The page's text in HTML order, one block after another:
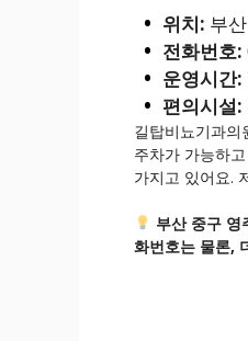
위치: 부
전화번호:
운영시간:
편의시설:
길탑비뇨기과
주차가 가능하
가지고 있어요.
부산 중구 영
화번호는 물론,